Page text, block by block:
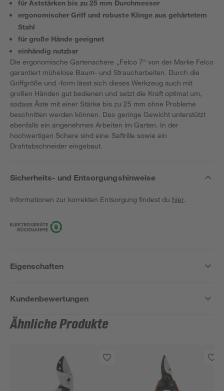
für Aststärken bis zu 25 mm Durchmesser
ergonomischer Griff und robuste Klinge aus gehärtetem
Stahl
für große Hände geeignet
einhändig nutzbar
Die ergonomische Gartenschere „Felco 7“ von der Marke Felco
garantiert mühelose Baum- und Straucharbeiten. Durch die
Griffgröße und -form lässt sich dieses Werkzeug auch mit
großen Händen gut bedienen und setzt die Kraft optimal um,
sodass Äste mit einer Stärke bis zu 25 mm ohne Probleme
beschnitten werden können. Das geringe Gewicht unterstützt
ebenfalls ein angenehmes Arbeiten im Garten. In der
hochwertigen Schere sind eine Saftrille sowie ein
Drahtabschneider eingebaut.
Sicherheits- und Entsorgungshinweise
Informationen zur korrekten Entsorgung findest du hier.
Eigenschaften
Kundenbewertungen
Ähnliche Produkte